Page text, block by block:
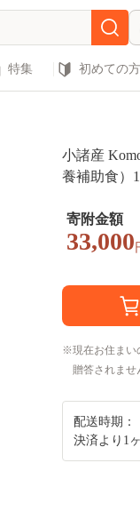
特集 初めての方
小諸産
養補助食）
寄附金額
33,000
現在お住まい
贈答されませ
配送時期：
決済より1